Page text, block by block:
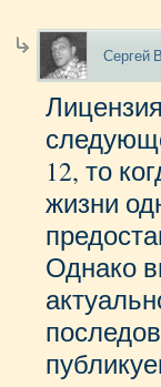
Сергей
12, то
жизни
Однако